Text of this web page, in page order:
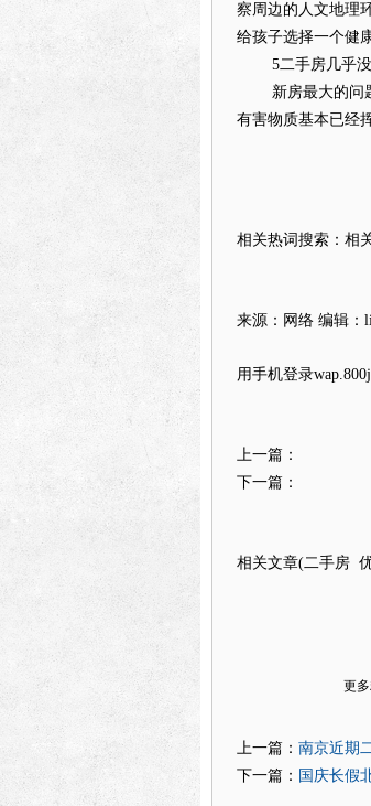
察周边的人文地理
给孩子选择一个健
5二手房几乎没
新房最大的问题
有害物质基本已经
相关热词搜索：相
来源：网络 编辑：
用手机登录
上一篇：
下一篇：
相关文章(二手房
更多
上一篇： 南京近期
下一篇： 国庆长假